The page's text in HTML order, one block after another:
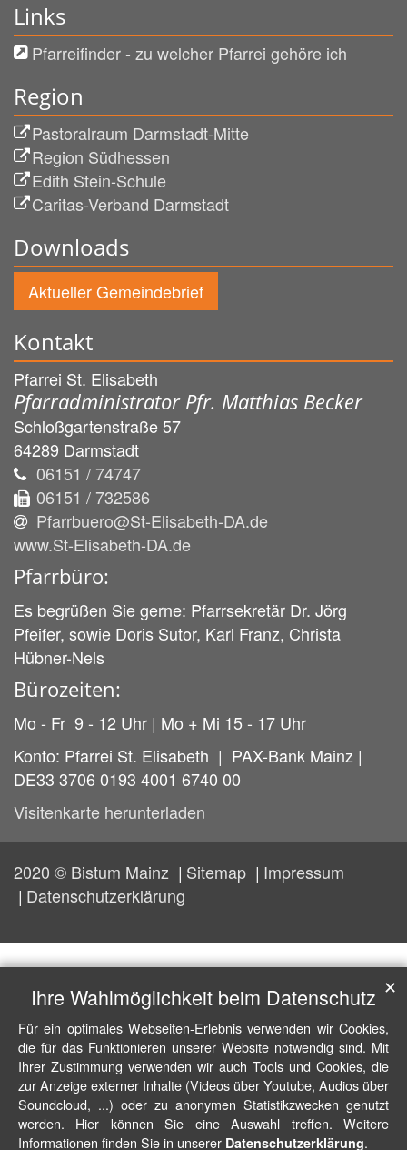
Links
Pfarreifinder - zu welcher Pfarrei gehöre ich
Region
Pastoralraum Darmstadt-Mitte
Region Südhessen
Edith Stein-Schule
Caritas-Verband Darmstadt
Downloads
Aktueller Gemeindebrief
Kontakt
Pfarrei St. Elisabeth
Pfarradministrator Pfr. Matthias Becker
Schloßgartenstraße 57
64289 Darmstadt
06151 / 74747
06151 / 732586
Pfarrbuero@St-Elisabeth-DA.de
www.St-Elisabeth-DA.de
Pfarrbüro:
Es begrüßen Sie gerne: Pfarrsekretär Dr. Jörg
Pfeifer, sowie Doris Sutor, Karl Franz, Christa
Hübner-Nels
Bürozeiten:
Mo - Fr 9 - 12 Uhr | Mo + Mi 15 - 17 Uhr
Konto: Pfarrei St. Elisabeth | PAX-Bank Mainz |
DE33 3706 0193 4001 6740 00
Visitenkarte herunterladen
2020 © Bistum Mainz Sitemap
Impressum
Datenschutzerklärung
Ihre Wahlmöglichkeit beim Datenschutz
Für ein optimales Webseiten-Erlebnis verwenden wir Cookies,
die für das Funktionieren unserer Website notwendig sind. Mit
Ihrer Zustimmung verwenden wir auch Tools und Cookies, die
zur Anzeige externer Inhalte (Videos über Youtube, Audios über
Soundcloud, ...) oder zu anonymen Statistikzwecken genutzt
werden. Hier können Sie eine Auswahl treffen. Weitere
Informationen finden Sie in unserer Datenschutzerklärung.
✕